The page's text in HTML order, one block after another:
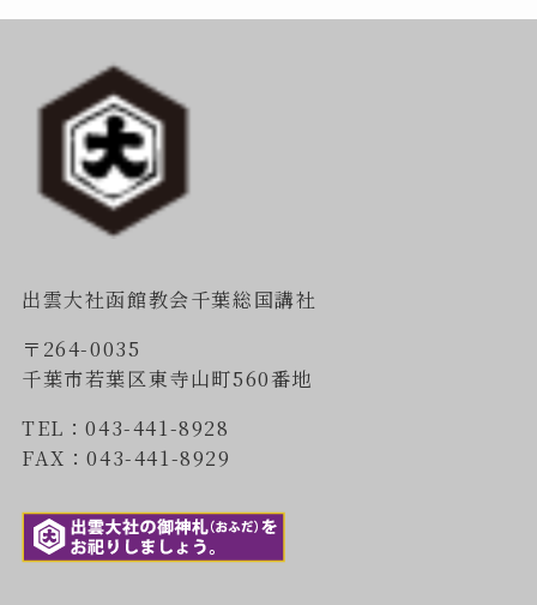
出雲大社函館教会千葉総国講社
〒264-0035
千葉市若葉区東寺山町560番地
TEL：043-441-8928
FAX：043-441-8929